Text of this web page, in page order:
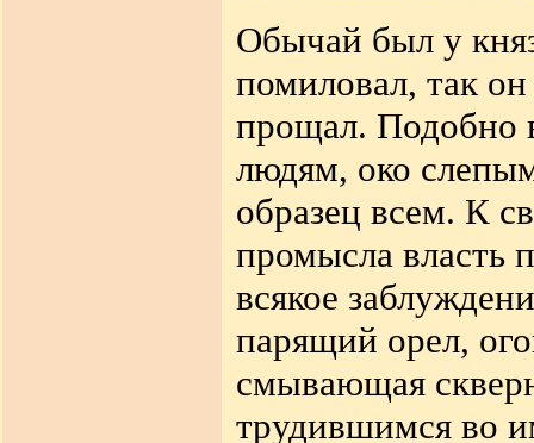
Обычай был у
помиловал, так
прощал. Подобно
людям, око
образец всем. К
промысла власть
всякое
парящий орел,
смывающая
трудившимся во